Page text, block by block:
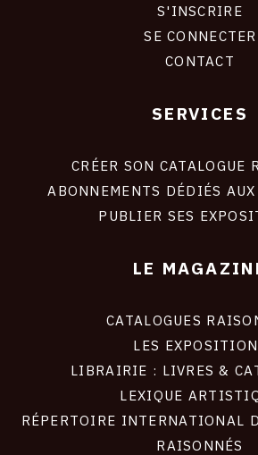
S'INSCRIRE
SE CONNECTER
CONTACT
SERVICES
CRÉER SON CATALOGUE
ABONNEMENTS DÉDIÉS
PUBLIER SES
LE
CATALOGUES
LES
LIBRAIRIE : LIVRES &
LEXIQUE
RÉPERTOIRE INTERNATIONAL
RAISONNÉS